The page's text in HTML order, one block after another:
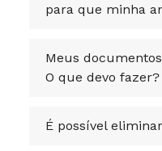
para que minha
Meus
O que devo fazer?
É possível